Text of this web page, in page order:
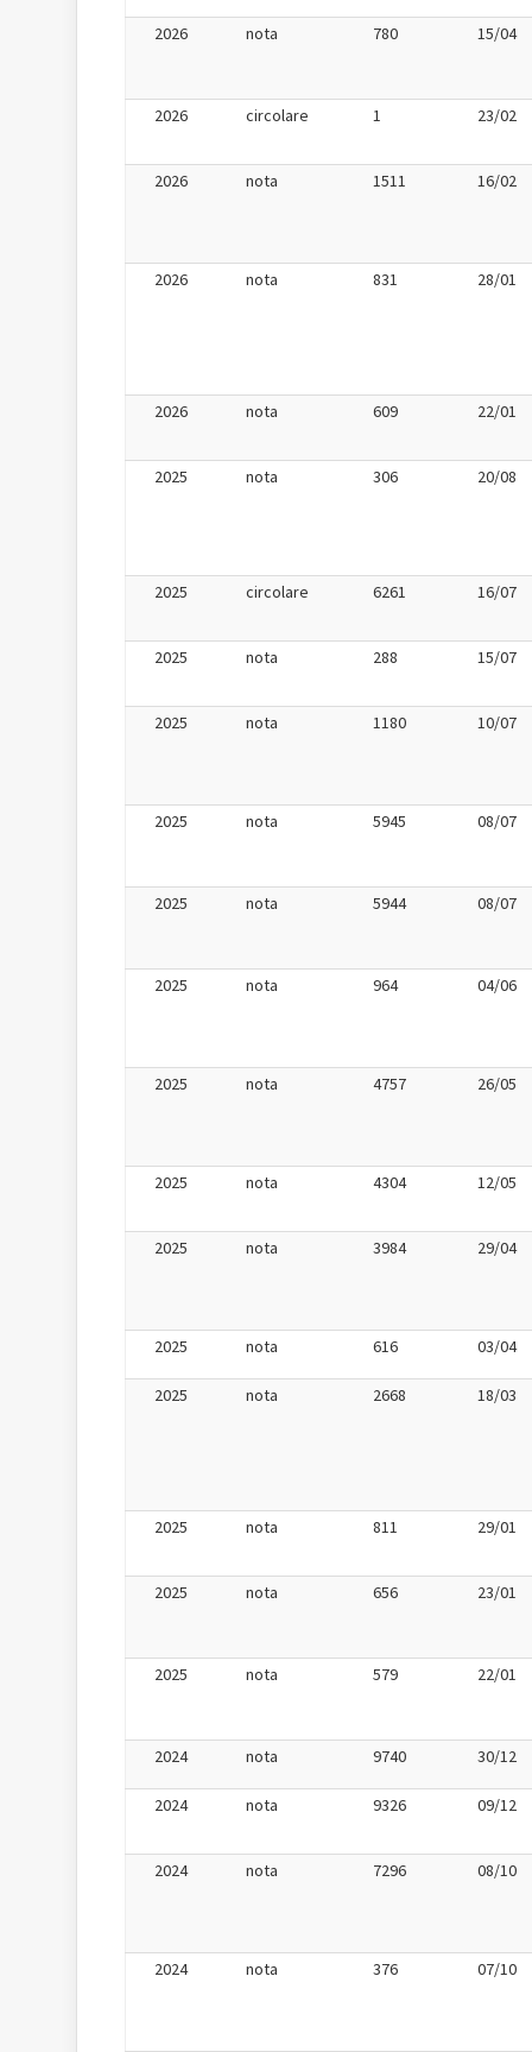
2026 nota 780 15/04
2026 circolare 1 23/02
2026 nota 1511 16/02
2026 nota 831 28/01
2026 nota 609 22/01
2025 nota 306 20/08
2025 circolare 6261 16/07
2025 nota 288 15/07
2025 nota 1180 10/07
2025 nota 5945 08/07
2025 nota 5944 08/07
2025 nota 964 04/06
2025 nota 4757 26/05
2025 nota 4304 12/05
2025 nota 3984 29/04
2025 nota 616 03/04
2025 nota 2668 18/03
2025 nota 811 29/01
2025 nota 656 23/01
2025 nota 579 22/01
2024 nota 9740 30/12
2024 nota 9326 09/12
2024 nota 7296 08/10
2024 nota 376 07/10